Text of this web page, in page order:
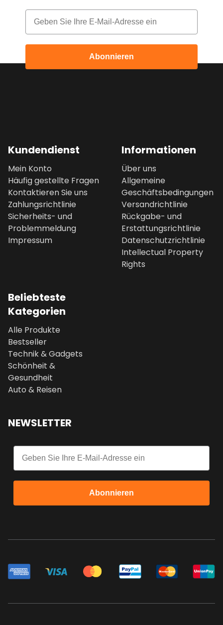
Email
Abonnieren
Kundendienst
Mein Konto
Häufig gestellte Fragen
Kontaktieren Sie uns
Zahlungsrichtlinie
Sicherheits- und
Problemmeldung
Impressum
Informationen
Über uns
Allgemeine
Geschäftsbedingungen
Versandrichtlinie
Rückgabe- und
Erstattungsrichtlinie
Datenschutzrichtlinie
Intellectual Property
Rights
Beliebteste
Kategorien
Alle Produkte
Bestseller
Technik & Gadgets
Schönheit &
Gesundheit
Auto & Reisen
NEWSLETTER
Email
Abonnieren